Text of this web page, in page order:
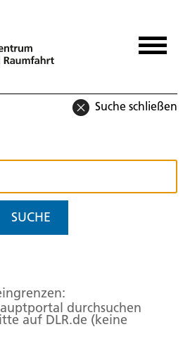
Suche schließen
SUCHE
durchsuchen
auf DLR.de (keine